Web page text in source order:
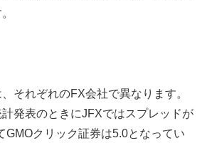
それぞれのFX会社で異なります。
発表のときにJFXではスプレッドが
GMOクリック証券は5.0となってい